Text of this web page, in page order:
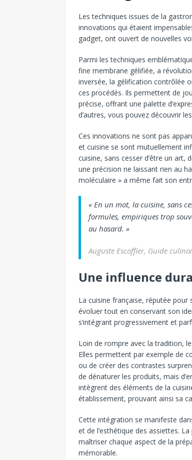
Les techniques issues de la
innovations qui étaient
gadget, ont ouvert de nouvelles
Parmi les techniques
fine membrane gélifiée, a
inversée, la gélification contrôlée
ces procédés. Ils permettent de
précise, offrant une palette
d’autres, vous pouvez découvrir
Ces innovations ne sont pas
et cuisine se sont mutuellement
cuisine, sans cesser d’être un
une précision ne laissant rien au
moléculaire » a même fait son
« En un mot, la cuisine, sans
formules, empiriques trop
au hasard. »
Auguste Escoffier, Guide
Une influence
La cuisine française, réputée
évoluer tout en conservant son
s’intégrant progressivement et
Loin de rompre avec la tradition,
Elles permettent par exemple de
ou de créer des contrastes
de dénaturer les produits, mais
intègrent des éléments de la
établissement, prouvant ainsi sa
Cette intégration se manifeste
et de l’esthétique des assiettes.
maîtriser chaque aspect de la
mémorable.